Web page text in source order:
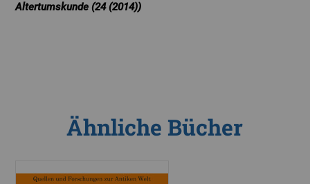
Altertumskunde (24 (2014))
Ähnliche Bücher